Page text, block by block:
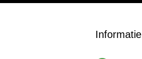
Informatie